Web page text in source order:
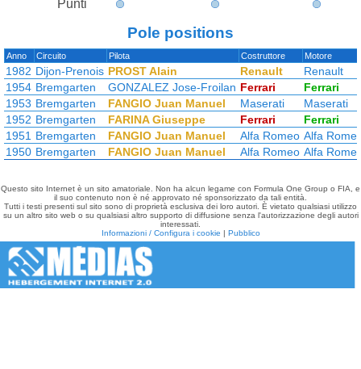
Punti
Pole positions
Anno Circuito Pilota Costruttore Motore
1982 Dijon-Prenois PROST Alain Renault
Renault
1954 Bremgarten GONZALEZ Jose-Froilan Ferrari
Ferrari
1953 Bremgarten FANGIO Juan Manuel Maserati
Maserati
1952 Bremgarten FARINA Giuseppe Ferrari
Ferrari
1951 Bremgarten FANGIO Juan Manuel Alfa Romeo Alfa
1950 Bremgarten FANGIO Juan Manuel Alfa Romeo Alfa
Questo sito Internet è un sito amatoriale. Non ha alcun legame con Formula One Group o FIA, e
il suo contenuto non è né approvato né sponsorizzato da tali entità.
Tutti i testi presenti sul sito sono di proprietà esclusiva dei loro autori. È vietato qualsiasi utilizzo
su un altro sito web o su qualsiasi altro supporto di diffusione senza l'autorizzazione degli autori
interessati.
Informazioni / Configura i cookie | Pubblico